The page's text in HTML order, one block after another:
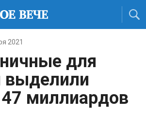
2021
для
выделили
миллиардов